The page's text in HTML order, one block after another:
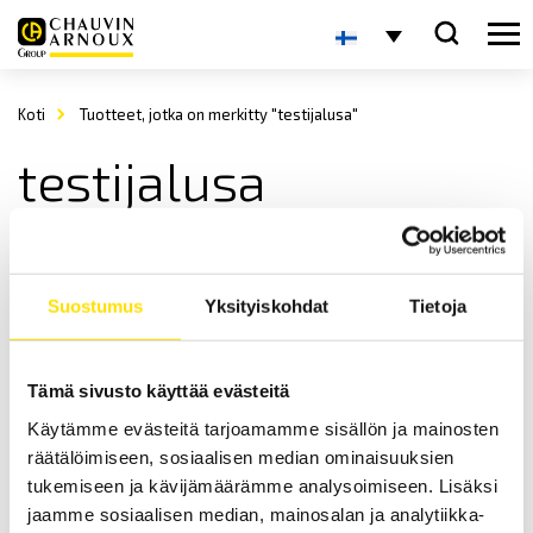
Suostumus Yksityiskohdat Tietoja
Tämä sivusto käyttää evästeitä
Käytämme evästeitä tarjoamamme sisällön ja mainosten
räätälöimiseen, sosiaalisen median ominaisuuksien
tukemiseen ja kävijämäärämme analysoimiseen. Lisäksi
jaamme sosiaalisen median, mainosalan ja analytiikka-
Koti Tuotteet, jotka on merkitty "testijalusa"
testijalusa
KERN DB momenttianturi, jopa 500 Nm
KERN DB on manuaalien, digitaalinen testijalusta esim.
momenttiavainten kalibrointiin. Kapasiteetit: 0,5 Nm, 1 Nm, 5 Nm, 10
Nm, 20 Nm, 50 Nm, 100 Nm, 200 Nm, 500 Nm